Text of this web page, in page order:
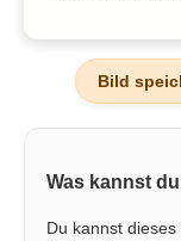
Bild
Was kannst
Du kannst